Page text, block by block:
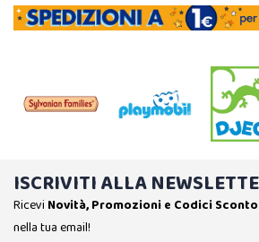
ISCRIVITI ALLA
Ricevi Novità, Promozioni e Codici
nella tua email!